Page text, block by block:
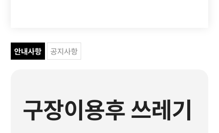
안내사항 공지사항
구장이용후 쓰레기